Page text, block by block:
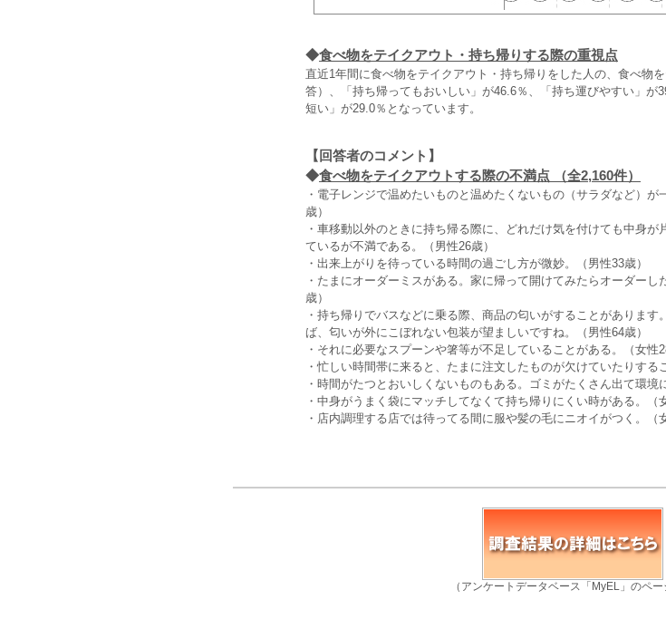
◆食べ物をテイクアウト・持ち帰りする際の重視点
直近1年間に食べ物をテイクアウト・持ち帰りをした人の、食べ物
答）、「持ち帰ってもおいしい」が46.6％、「持ち運びやすい」が
短い」が29.0％となっています。
【回答者のコメント】
◆食べ物をテイクアウトする際の不満点 （全2,160件）
・電子レンジで温めたいものと温めたくないもの（サラダなど）
歳）
・車移動以外のときに持ち帰る際に、どれだけ気を付けても中身
ているが不満である。（男性26歳）
・出来上がりを待っている時間の過ごし方が微妙。（男性33歳）
・たまにオーダーミスがある。家に帰って開けてみたらオーダー
歳）
・持ち帰りでバスなどに乗る際、商品の匂いがすることがありま
ば、匂いが外にこぼれない包装が望ましいですね。（男性64歳）
・それに必要なスプーンや箸等が不足していることがある。（女性
・忙しい時間帯に来ると、たまに注文したものが欠けていたりする
・時間がたつとおいしくないものもある。ゴミがたくさん出て環境
・中身がうまく袋にマッチしてなくて持ち帰りにくい時がある。（
・店内調理する店では待ってる間に服や髪の毛にニオイがつく。（
（アンケートデータベース「MyEL」のペー